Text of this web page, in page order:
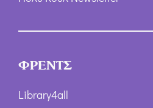
ΦΡΕΝΤΣ
Library4all